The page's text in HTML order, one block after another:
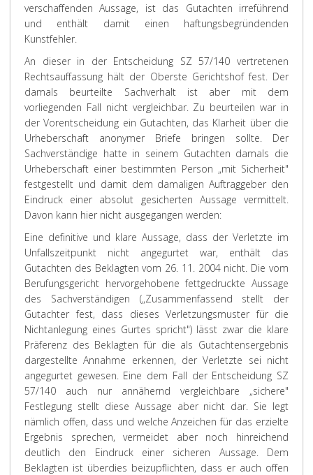
verschaffenden Aussage, ist das Gutachten irreführend
und enthält damit einen haftungsbegründenden
Kunstfehler.
An dieser in der Entscheidung SZ 57/140 vertretenen
Rechtsauffassung hält der Oberste Gerichtshof fest. Der
damals beurteilte Sachverhalt ist aber mit dem
vorliegenden Fall nicht vergleichbar. Zu beurteilen war in
der Vorentscheidung ein Gutachten, das Klarheit über die
Urheberschaft anonymer Briefe bringen sollte. Der
Sachverständige hatte in seinem Gutachten damals die
Urheberschaft einer bestimmten Person „mit Sicherheit"
festgestellt und damit dem damaligen Auftraggeber den
Eindruck einer absolut gesicherten Aussage vermittelt.
Davon kann hier nicht ausgegangen werden:
Eine definitive und klare Aussage, dass der Verletzte im
Unfallszeitpunkt nicht angegurtet war, enthält das
Gutachten des Beklagten vom 26. 11. 2004 nicht. Die vom
Berufungsgericht hervorgehobene fettgedruckte Aussage
des Sachverständigen („Zusammenfassend stellt der
Gutachter fest, dass dieses Verletzungsmuster für die
Nichtanlegung eines Gurtes spricht") lässt zwar die klare
Präferenz des Beklagten für die als Gutachtensergebnis
dargestellte Annahme erkennen, der Verletzte sei nicht
angegurtet gewesen. Eine dem Fall der Entscheidung SZ
57/140 auch nur annähernd vergleichbare „sichere"
Festlegung stellt diese Aussage aber nicht dar. Sie legt
nämlich offen, dass und welche Anzeichen für das erzielte
Ergebnis sprechen, vermeidet aber noch hinreichend
deutlich den Eindruck einer sicheren Aussage. Dem
Beklagten ist überdies beizupflichten, dass er auch offen